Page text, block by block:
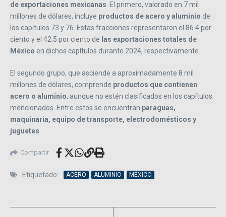
de exportaciones mexicanas . El primero, valorado en 7 mil
millones de dólares, incluye productos de acero y aluminio de
los capítulos 73 y 76. Estas fracciones representaron el 86.4 por
ciento y el 42.5 por ciento de las exportaciones totales de
México en dichos capítulos durante 2024, respectivamente.
El segundo grupo, que asciende a aproximadamente 8 mil
millones de dólares, comprende productos que contienen
acero o aluminio, aunque no estén clasificados en los capítulos
mencionados. Entre estos se encuentran paraguas,
maquinaria, equipo de transporte, electrodomésticos y
juguetes
Compartir
Etiquetado: ACERO ALUMINIO MÉXICO